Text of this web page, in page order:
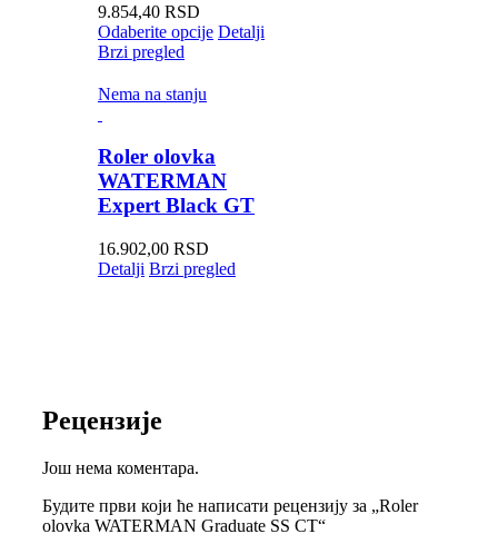
9.854,40 RSD
Odaberite opcije Detalji
Brzi pregled
Nema na stanju
Roler olovka
WATERMAN
Expert Black GT
16.902,00 RSD
Detalji Brzi pregled
Рецензије
Још нема коментара.
Будите први који ће написати рецензију за „Roler
olovka WATERMAN Graduate SS CT“